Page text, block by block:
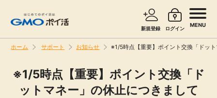
新規登録 ログイン MENU
お知らせ
ホーム サポート お知らせ ※1/5時点【重要】ポイント交換「ドッ
サービスで探す ショッピングで探す
※1/5時点【重要】ポイント交換「ド
ットマネー」の休止につきまして